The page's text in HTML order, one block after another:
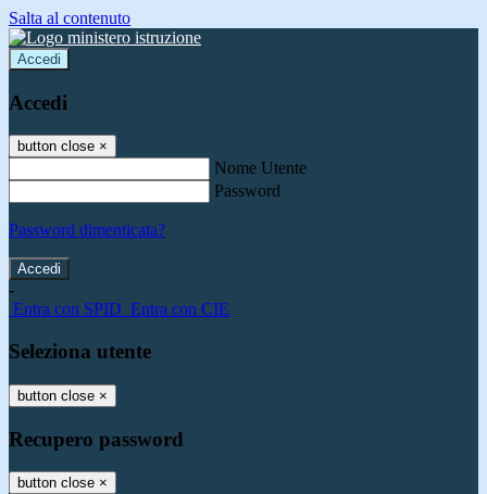
Salta al contenuto
Accedi
Accedi
button close ×
Nome Utente
Password
Password dimenticata?
-
Entra con SPID Entra con CIE
Seleziona utente
button close ×
Recupero password
button close ×